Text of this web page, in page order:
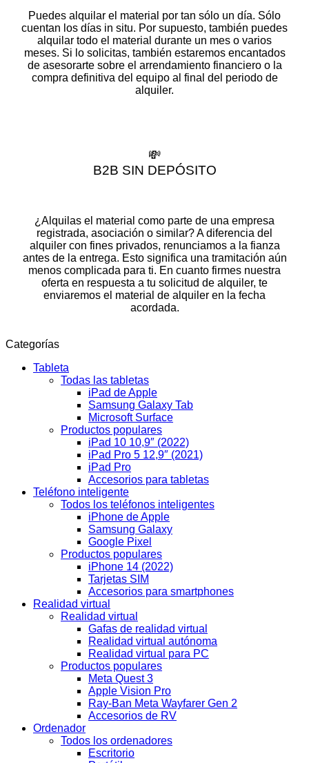
Puedes alquilar el material por tan sólo un día. Sólo
cuentan los días in situ. Por supuesto, también puedes
alquilar todo el material durante un mes o varios
meses. Si lo solicitas, también estaremos encantados
de asesorarte sobre el arrendamiento financiero o la
compra definitiva del equipo al final del periodo de
alquiler.
💸
B2B SIN DEPÓSITO
¿Alquilas el material como parte de una empresa
registrada, asociación o similar? A diferencia del
alquiler con fines privados, renunciamos a la fianza
antes de la entrega. Esto significa una tramitación aún
menos complicada para ti. En cuanto firmes nuestra
oferta en respuesta a tu solicitud de alquiler, te
enviaremos el material de alquiler en la fecha
acordada.
Categorías
Tableta
Todas las tabletas
iPad de Apple
Samsung Galaxy Tab
Microsoft Surface
Productos populares
iPad 10 10,9″ (2022)
iPad Pro 5 12,9″ (2021)
iPad Pro
Accesorios para tabletas
Teléfono inteligente
Todos los teléfonos inteligentes
iPhone de Apple
Samsung Galaxy
Google Pixel
Productos populares
iPhone 14 (2022)
Tarjetas SIM
Accesorios para smartphones
Realidad virtual
Realidad virtual
Gafas de realidad virtual
Realidad virtual autónoma
Realidad virtual para PC
Productos populares
Meta Quest 3
Apple Vision Pro
Ray-Ban Meta Wayfarer Gen 2
Accesorios de RV
Ordenador
Todos los ordenadores
Escritorio